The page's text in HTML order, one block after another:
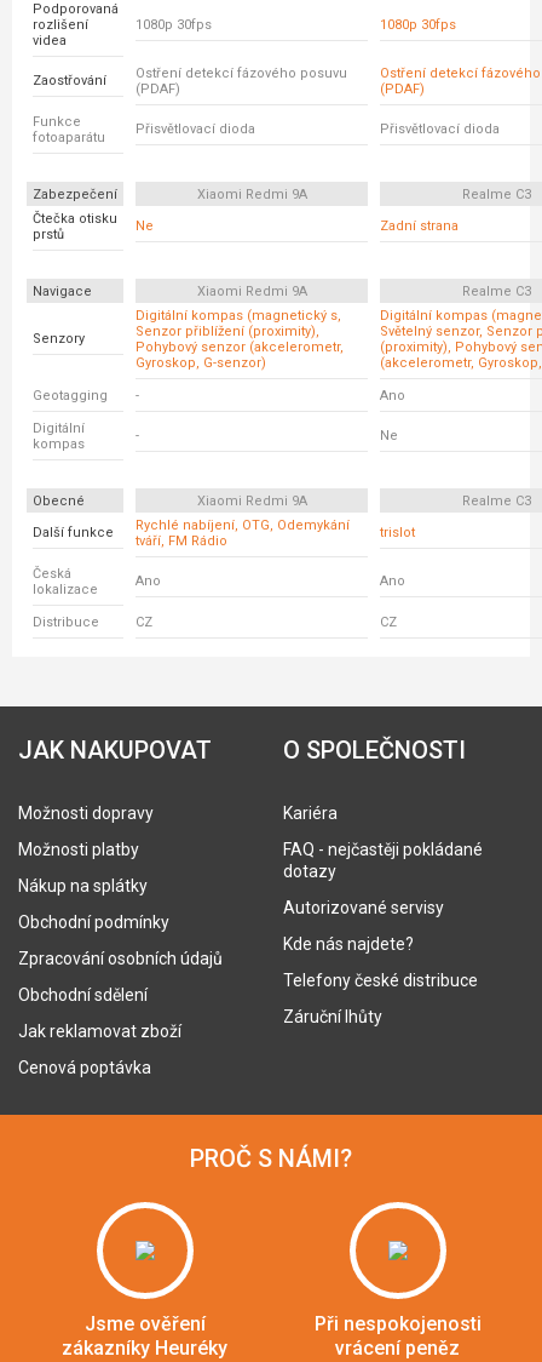
Podporovaná
rozlišení
videa
1080p 30fps 1080p 30fps
Zaostřování
Ostření detekcí fázového posuvu
(PDAF)
Ostření detekcí
(PDAF)
Funkce
fotoaparátu
Přisvětlovací dioda Přisvětlovací dioda
Zabezpečení Xiaomi Redmi 9A
Realme C3
Čtečka otisku
prstů
Ne Zadní strana
Navigace Xiaomi Redmi 9A Realme C3
Senzory
Digitální kompas (magnetický s,
Senzor přiblížení (proximity),
Pohybový senzor (akcelerometr,
Gyroskop, G-senzor)
Digitální kompas
Světelný senzor, Senzor
(proximity), Pohybový
(akcelerometr,
Geotagging - Ano
Digitální
kompas
- Ne
Obecné Xiaomi Redmi 9A
Realme C3
Další funkce
Rychlé nabíjení, OTG, Odemykání
tváří, FM Rádio
trislot
Česká
lokalizace
Ano Ano
Distribuce CZ CZ
JAK NAKUPOVAT
Možnosti dopravy
Možnosti platby
Nákup na splátky
Obchodní podmínky
Zpracování osobních údajů
Obchodní sdělení
Jak reklamovat zboží
Cenová poptávka
O SPOLEČNOSTI
Kariéra
FAQ - nejčastěji pokládané
dotazy
Autorizované servisy
Kde nás najdete?
Telefony české distribuce
Záruční lhůty
PROČ S NÁMI?
Jsme ověření
zákazníky Heuréky
Při nespokojenosti
vrácení peněz